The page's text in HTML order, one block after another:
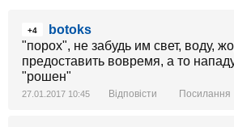
+4
botoks
"порох", не забудь им свет, воду,
предоставить вовремя, а то
"рошен"
27.01.2017 10:45 Відповісти Посилання